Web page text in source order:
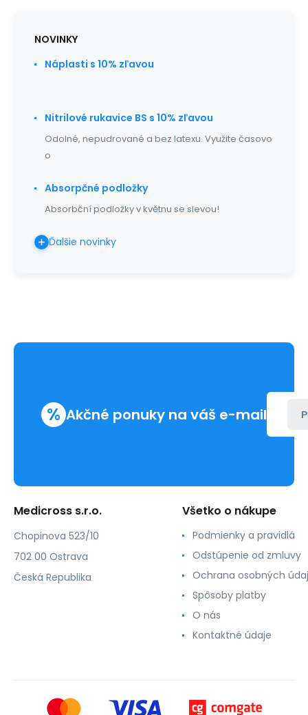
NOVINKY
Náplasti s 10% zľavou
Nitrilové rukavice BS s 10% zľavou
Odolné, nepudrované a bez latexu. Využite časovo
o
Absorpčné podložky
Absorbční podložky v květnu se slevou!
Ďalšie novinky
% Akčné ponuky na váš e-mail
Medicross s.r.o.
Chopinova 523/10
702 00 Ostrava
Česká Republika
Všetko o nákupe
Podmienky a pravidlá
Odstúpenie od zmluvy
Ochrana osobných
Spôsoby platby
O nás
Kontaktné údaje